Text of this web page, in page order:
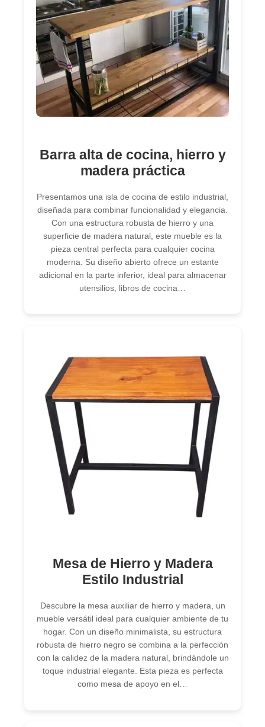
Barra alta de cocina, hierro y
madera práctica
Presentamos una isla de cocina de estilo industrial,
diseñada para combinar funcionalidad y elegancia.
Con una estructura robusta de hierro y una
superficie de madera natural, este mueble es la
pieza central perfecta para cualquier cocina
moderna. Su diseño abierto ofrece un estante
adicional en la parte inferior, ideal para almacenar
utensilios, libros de cocina…
Mesa de Hierro y Madera
Estilo Industrial
Descubre la mesa auxiliar de hierro y madera, un
mueble versátil ideal para cualquier ambiente de tu
hogar. Con un diseño minimalista, su estructura
robusta de hierro negro se combina a la perfección
con la calidez de la madera natural, brindándole un
toque industrial elegante. Esta pieza es perfecta
como mesa de apoyo en el…